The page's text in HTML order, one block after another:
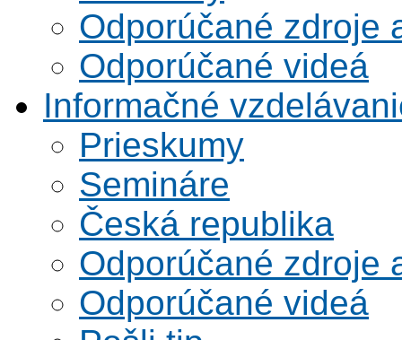
Odporúčané zdroje
Odporúčané videá
Informačné
Prieskumy
Semináre
Česká republika
Odporúčané zdroje
Odporúčané videá